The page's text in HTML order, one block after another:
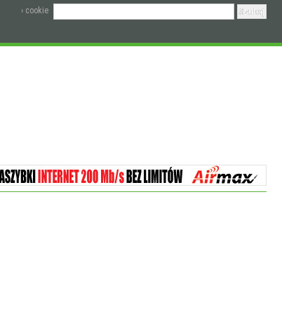
› cookie